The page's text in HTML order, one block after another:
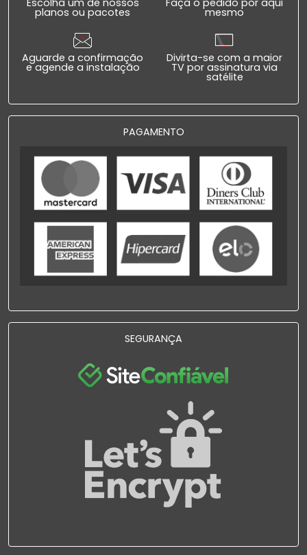
Escolha um de nossos
planos ou pacotes
Faça o pedido por aqui
mesmo
Aguarde a confirmação
e agende a instalação
Divirta-se com a maior
TV por assinatura via
satélite
PAGAMENTO
SEGURANÇA